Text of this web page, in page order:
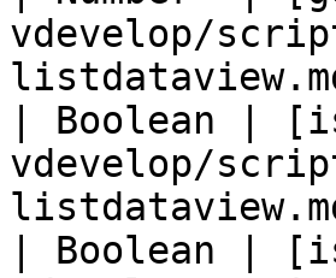
vdevelop/
| Boolean |
vdevelop/
| Boolean |